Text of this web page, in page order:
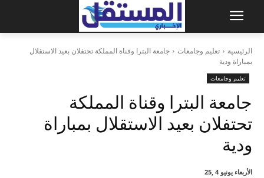
الرئيسية تعليم وجامعات
جامعة البترا وقناة المملكة تحتفلان بعيد الاستقلال
بمباراة ودية
تعليم وجامعات
جامعة البترا وقناة المملكة
تحتفلان بعيد الاستقلال بمباراة
ودية
الأربعاء يونيو 4 ,25